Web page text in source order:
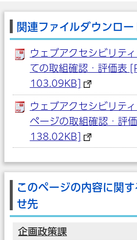
関連ファイルダウンロー
ウェブアクセシビリテ
ての取組確認・評価表
103.09KB]
ウェブアクセシビリテ
ページの取組確認・評
138.02KB]
このページの内容に関
せ先
企画政策課